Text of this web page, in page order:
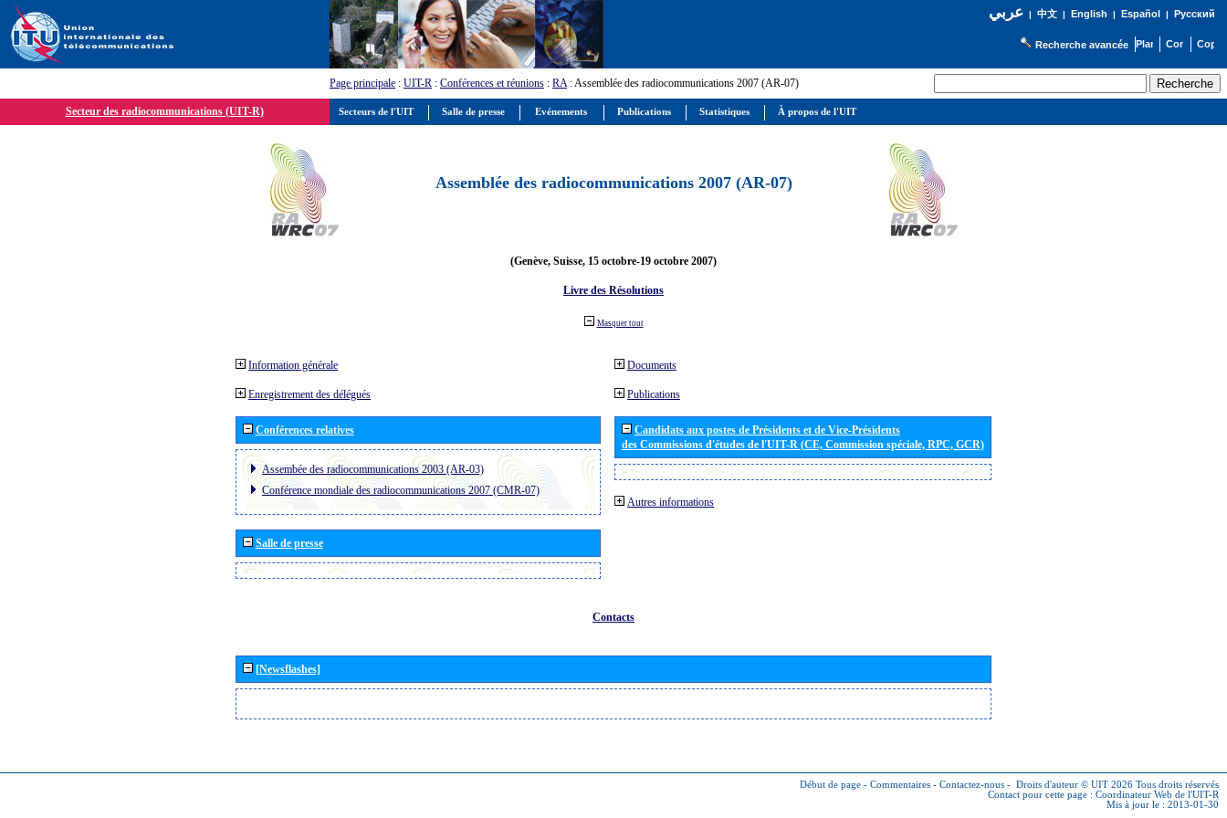
عربي| 中文| English | Español | Русский
Recherche avancée
Page principale : UIT-R : Conférences et réunions : RA: Assemblée des radiocommunications 2007 (AR-07)
Secteur des radiocommunications (UIT-R)
Assemblée des radiocommunications 2007 (AR-07)
(Genève, Suisse, 15 octobre-19 octobre 2007)
Livre des Résolutions
Masquer tout
Information générale
Enregistrement des délégués
Conférences relatives
Assembée des radiocommunications 2003 (AR-03)
Conférence mondiale des radiocommunications 2007 (CMR-07)
Salle de presse
Documents
Publications
Candidats aux postes de Présidents et de Vice-Présidents
des Commissions d'études de l'UIT-R (CE, Commission spéciale, RPC, GCR)
Autres informations
Contacts
[Newsflashes]
Début de page - Commentaires - Contactez-nous - Droits d'auteur © UIT 2026 Tous droits réservés
Contact pour cette page : Coordinateur Web de l'UIT-R
Mis à jour le : 2013-01-30
Secteurs de l'UIT Salle de presse Evénements Publications Statistiques À propos de l'UIT